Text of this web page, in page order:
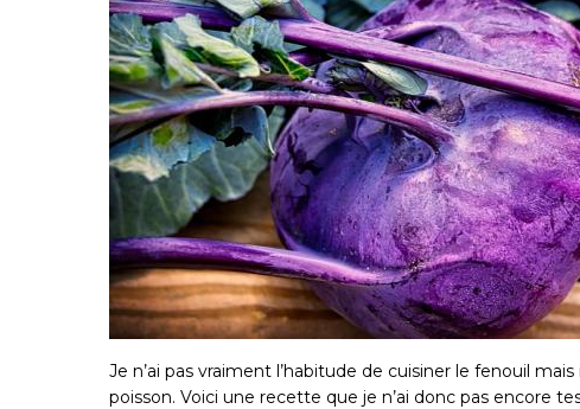
Je n’ai pas vraiment l’habitude de cuisiner le fenouil
poisson. Voici une recette que je n’ai donc pas encore